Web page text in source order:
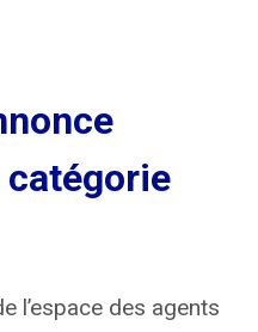
l’espace des agents